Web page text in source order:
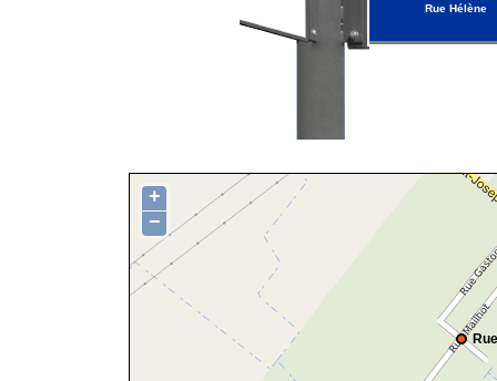
Rue Hélène
+
−